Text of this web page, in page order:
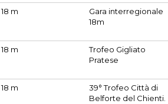
18 m
Gara interregionale
18m
18 m
Trofeo Gigliato
Pratese
18 m
39° Trofeo Città di
Belforte del Chienti.